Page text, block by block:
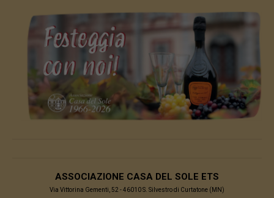
ASSOCIAZIONE CASA DEL SOLE ETS
Via Vittorina Gementi, 52 - 46010 S. Silvestro di Curtatone (MN)